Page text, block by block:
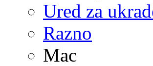
Ured za
Razno
Mac